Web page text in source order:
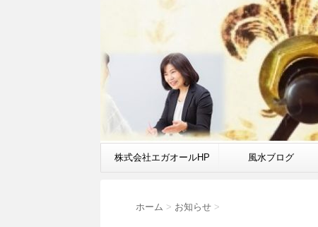
株式会社エガオールHP 風水ブログ
ホーム > お知らせ >